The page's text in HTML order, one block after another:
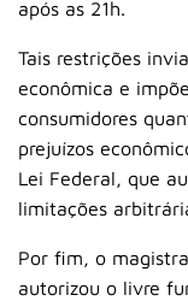
após as 21h.
Tais restrições
econômica e
consumidores
prejuízos
Lei Federal, que
limitações
Por fim, o
autorizou o livre